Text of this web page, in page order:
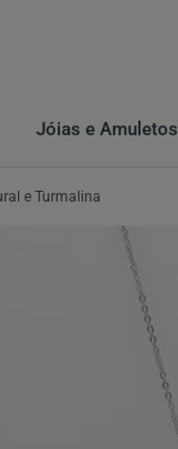
Jóias e Amuletos
e Turmalina